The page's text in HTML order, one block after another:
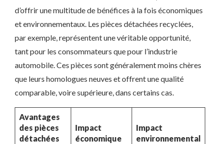
d’offrir une multitude de bénéfices à la fois économiques
et environnementaux. Les pièces détachées recyclées,
par exemple, représentent une véritable opportunité,
tant pour les consommateurs que pour l’industrie
automobile. Ces pièces sont généralement moins chères
que leurs homologues neuves et offrent une qualité
comparable, voire supérieure, dans certains cas.
Avantages
des pièces
détachées
Impact
économique
Impact
environnemental